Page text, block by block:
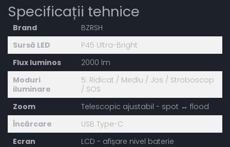
Specificații tehnice
Brand
BZRSH
Sursă LED
P45 Ultra-Bright
Flux luminos
2000 lm
Moduri
iluminare
5: Ridicat / Mediu / Jos / Stroboscop
/ SOS
Zoom
Telescopic ajustabil - spot ↔ flood
Încărcare
USB Type-C
Ecran
LCD - afișare nivel baterie